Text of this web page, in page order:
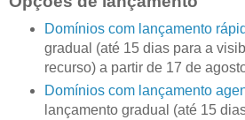
Domínios com lançamento
gradual (até 15 dias para a
recurso) a partir de 17 de
Domínios com lançamento
lançamento gradual (até 15